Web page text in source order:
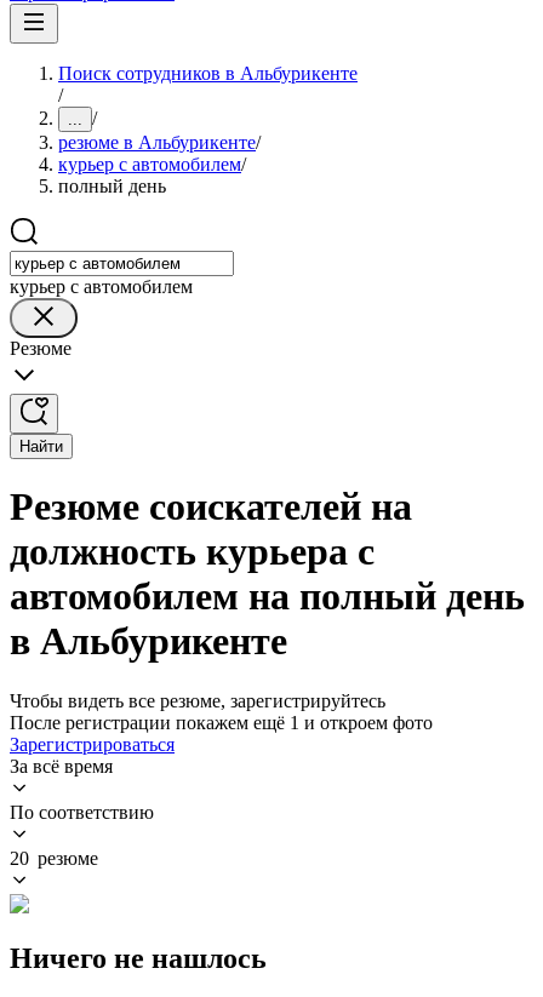
Поиск сотрудников в Альбурикенте
/
... /
резюме в Альбурикенте/
курьер с автомобилем/
полный день
курьер с автомобилем
Резюме
Найти
Резюме соискателей на
должность курьера с
автомобилем на полный день
в Альбурикенте
Чтобы видеть все резюме, зарегистрируйтесь
После регистрации покажем ещё 1 и откроем фото
Зарегистрироваться
За всё время
По соответствию
20 резюме
Ничего не нашлось